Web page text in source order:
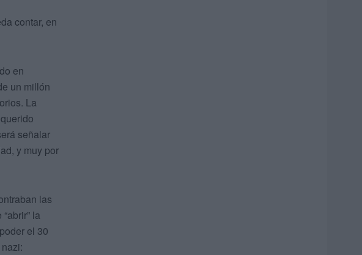
contar, en
en
un millón
La
señalar
y muy por
las
la
el 30